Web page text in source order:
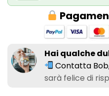
Hai qualche
Contatta
sarà felice di